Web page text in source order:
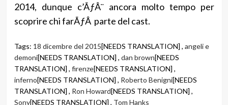
2014, dunque c’ÃƒÂ¨ ancora molto tempo per
scoprire chi farÃƒÂ parte del cast.
Tags: 18 dicembre del 2015[NEEDS TRANSLATION] , angeli e
demoni[NEEDS TRANSLATION] , dan brown[NEEDS
TRANSLATION] , firenze[NEEDS TRANSLATION] ,
inferno[NEEDS TRANSLATION] , Roberto Benigni[NEEDS
TRANSLATION] , Ron Howard[NEEDS TRANSLATION] ,
Sony[NEEDS TRANSLATION] , Tom Hanks